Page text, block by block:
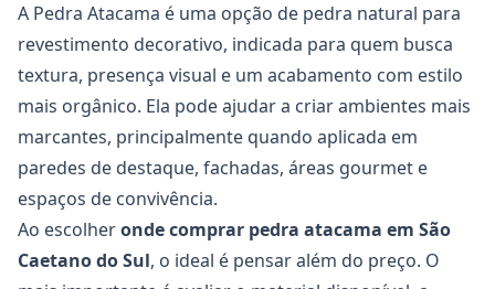
A Pedra Atacama é uma opção de pedra natural para
revestimento decorativo, indicada para quem busca
textura, presença visual e um acabamento com estilo
mais orgânico. Ela pode ajudar a criar ambientes mais
marcantes, principalmente quando aplicada em
paredes de destaque, fachadas, áreas gourmet e
espaços de convivência.
Ao escolheronde comprar pedra atacama em São
Caetano do Sul, o ideal é pensar além do preço. O